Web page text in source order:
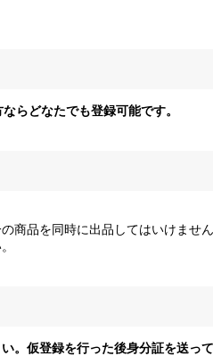
らどなたでも登録可能です。
商品を同時に出品してはいけませ
。仮登録を行った後身分証を送って